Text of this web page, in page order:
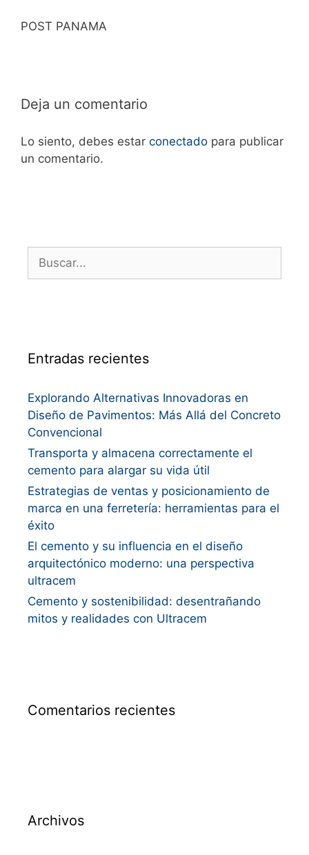
POST PANAMA
Deja un comentario
Lo siento, debes estar conectado para publicar
un comentario.
Entradas recientes
Explorando Alternativas Innovadoras en
Diseño de Pavimentos: Más Allá del Concreto
Convencional
Transporta y almacena correctamente el
cemento para alargar su vida útil
Estrategias de ventas y posicionamiento de
marca en una ferretería: herramientas para el
éxito
El cemento y su influencia en el diseño
arquitectónico moderno: una perspectiva
ultracem
Cemento y sostenibilidad: desentrañando
mitos y realidades con Ultracem
Comentarios recientes
Archivos